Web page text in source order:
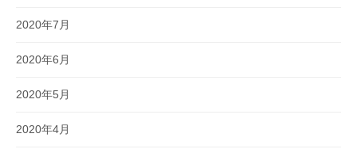
2020年7月
2020年6月
2020年5月
2020年4月